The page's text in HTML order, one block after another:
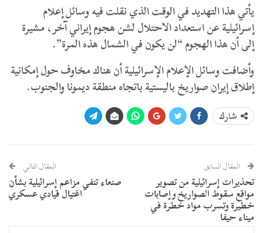
يأتي هذا التهديد في الوقت الذي نقلت فيه وسائل إعلام
إسرائيلية عن استعداد الاحتلال لشن هجوم إيراني آخر، مشيرة
إلى أن هذا الهجوم “لن يكون في الشمال هذه المرة”.
وأضافت وسائل الإعلام الإسرائيلية أن هناك مخاوف حول إمكانية
إطلاق إيران صواريخ باليستية باتجاه منطقة ديمونا والجنوب.
شارك
المقال السابق
تحذيرات إسرائيلية من تصوير
مواقع سقوط الصواريخ وإصابات
خطيرة وتسرب مواد خطرة في
ميناء حيفا
المقال التالي
صنعاء تنفي مزاعم إسرائيلية بشأن
اغتيال قيادي عسكري